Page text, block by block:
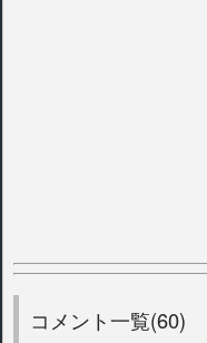
コメント一覧(60)